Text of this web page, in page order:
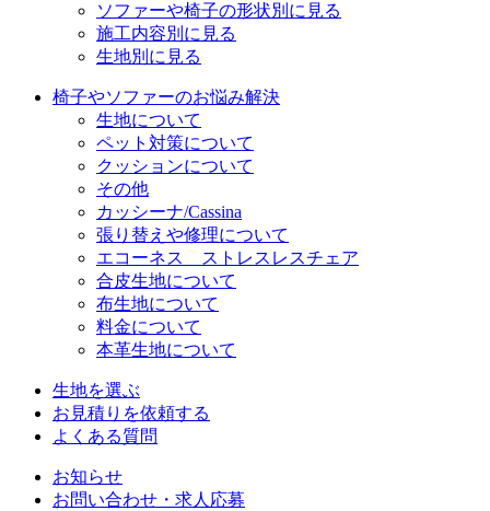
ソファーや椅子の形状別に見る
施工内容別に見る
生地別に見る
椅子やソファーのお悩み解決
生地について
ペット対策について
クッションについて
その他
カッシーナ/Cassina
張り替えや修理について
エコーネス ストレスレスチェア
合皮生地について
布生地について
料金について
本革生地について
生地を選ぶ
お見積りを依頼する
よくある質問
お知らせ
お問い合わせ・求人応募